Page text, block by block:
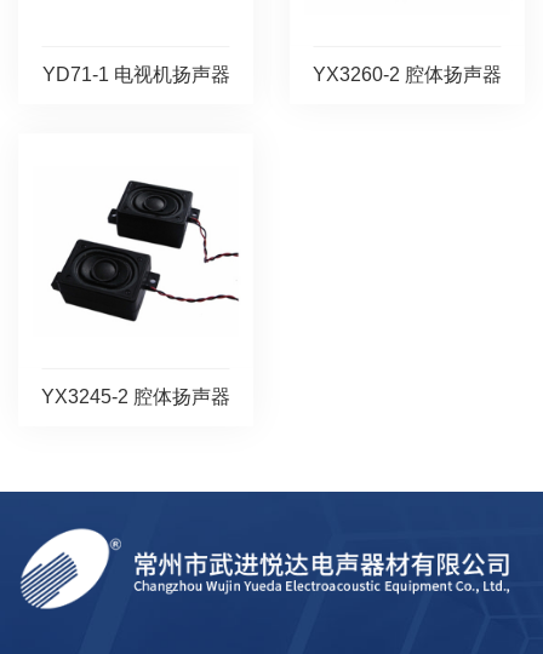
YD71-1 电视机扬声器 YX3260-2 腔体扬声器
YX3245-2 腔体扬声器